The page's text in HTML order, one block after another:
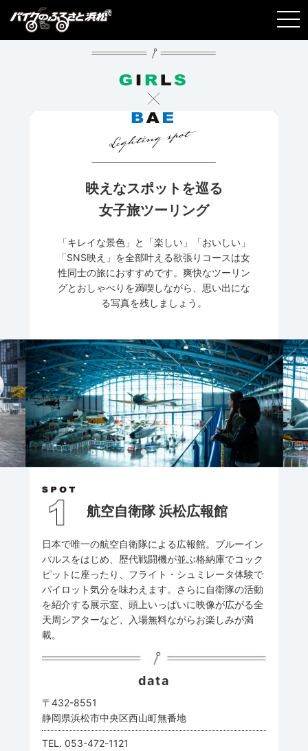
映えなスポットを巡る
女子旅ツーリング
「キレイな景色」と「楽しい」「おいしい」
「SNS映え」を全部叶える欲張りコースは女
性同士の旅におすすめです。爽快なツーリン
グとおしゃべりを満喫しながら、思い出にな
る写真を残しましょう。
航空自衛隊 浜松広報館
日本で唯一の航空自衛隊による広報館。ブルーイン
パルスをはじめ、歴代戦闘機が並ぶ格納庫でコック
ピットに座ったり、フライト・シュミレータ体験で
パイロット気分を味わえます。さらに自衛隊の活動
を紹介する展示室、頭上いっぱいに映像が広がる全
天周シアターなど、入場無料ながらお楽しみが満
載。
data
〒432-8551
静岡県浜松市中央区西山町無番地
TEL. 053-472-1121